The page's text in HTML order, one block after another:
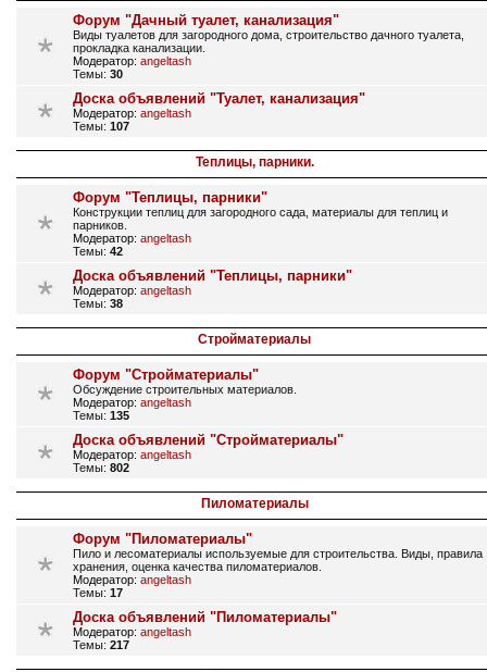
Форум "Дачный туалет, канализация"
Виды туалетов для загородного дома, строительство дачного туалета,
прокладка канализации.
Модератор: angeltash
Темы: 30
Доска объявлений "Туалет, канализация"
Модератор: angeltash
Темы: 107
Теплицы, парники.
Форум "Теплицы, парники"
Конструкции теплиц для загородного сада, материалы для теплиц и
парников.
Модератор: angeltash
Темы: 42
Доска объявлений "Теплицы, парники"
Модератор: angeltash
Темы: 38
Стройматериалы
Форум "Стройматериалы"
Обсуждение строительных материалов.
Модератор: angeltash
Темы: 135
Доска объявлений "Стройматериалы"
Модератор: angeltash
Темы: 802
Пиломатериалы
Форум "Пиломатериалы"
Пило и лесоматериалы используемые для строительства. Виды, правила
хранения, оценка качества пиломатериалов.
Модератор: angeltash
Темы: 17
Доска объявлений "Пиломатериалы"
Модератор: angeltash
Темы: 217